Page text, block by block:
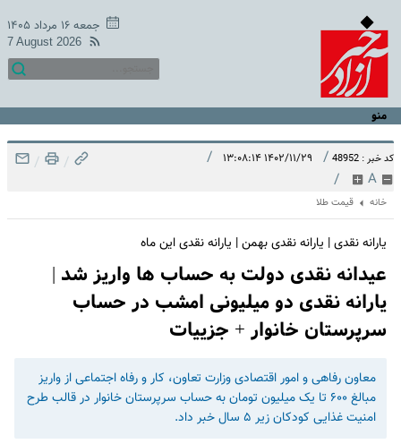
جمعه ۱۶ مرداد ۱۴۰۵
7 August 2026
منو
کد خبر : 48952 / ۱۴۰۲/۱۱/۲۹ ۱۳:۰۸:۱۴ /
A
/
/
/
خانه قیمت طلا
یارانه نقدی | یارانه نقدی بهمن | یارانه نقدی این ماه
عیدانه نقدی دولت به حساب ها واریز شد |
یارانه نقدی دو میلیونی امشب در حساب
سرپرستان خانوار + جزییات
معاون رفاهی و امور اقتصادی وزارت تعاون، کار و رفاه اجتماعی از واریز
مبالغ ۶۰۰ تا یک میلیون تومان به حساب سرپرستان خانوار در قالب طرح
امنیت غذایی کودکان زیر ۵ سال خبر داد.